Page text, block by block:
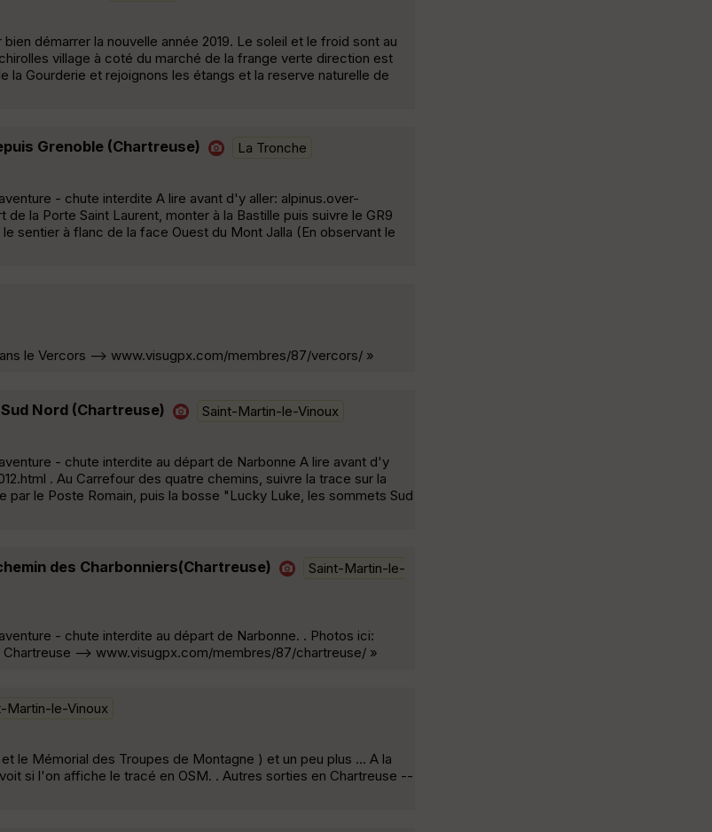
démarrer la nouvelle année 2019. Le soleil et le froid sont au
village à coté du marché de la frange verte direction est
Gourderie et rejoignons les étangs et la reserve naturelle de
Grenoble (Chartreuse) La Tronche
- chute interdite A lire avant d'y aller: alpinus.over-
la Porte Saint Laurent, monter à la Bastille puis suivre le GR9
sentier à flanc de la face Ouest du Mont Jalla (En observant le
le Vercors --> www.visugpx.com/membres/87/vercors/ »
Nord (Chartreuse) Saint-Martin-le-Vinoux
- chute interdite au départ de Narbonne A lire avant d'y
. Au Carrefour des quatre chemins, suivre la trace sur la
le Poste Romain, puis la bosse "Lucky Luke, les sommets Sud
des Charbonniers(Chartreuse)
Saint-Martin-le-
- chute interdite au départ de Narbonne. . Photos ici:
--> www.visugpx.com/membres/87/chartreuse/ »
Martin-le-Vinoux
le Mémorial des Troupes de Montagne ) et un peu plus ... A la
si l'on affiche le tracé en OSM. . Autres sorties en Chartreuse --